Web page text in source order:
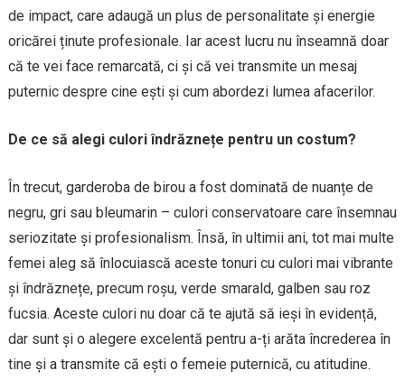
de impact, care adaugă un plus de personalitate și energie
oricărei ținute profesionale. Iar acest lucru nu înseamnă doar
că te vei face remarcată, ci și că vei transmite un mesaj
puternic despre cine ești și cum abordezi lumea afacerilor.
De ce să alegi culori îndrăznețe pentru un costum?
În trecut, garderoba de birou a fost dominată de nuanțe de
negru, gri sau bleumarin – culori conservatoare care însemnau
seriozitate și profesionalism. Însă, în ultimii ani, tot mai multe
femei aleg să înlocuiască aceste tonuri cu culori mai vibrante
și îndrăznețe, precum roșu, verde smarald, galben sau roz
fucsia. Aceste culori nu doar că te ajută să ieși în evidență,
dar sunt și o alegere excelentă pentru a-ți arăta încrederea în
tine și a transmite că ești o femeie puternică, cu atitudine.